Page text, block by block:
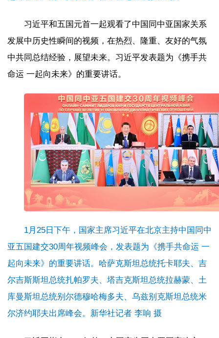
习近平和五国元首一起观看了中国同中亚国家关系
发展中历史性瞬间的视频，在热烈、隆重、友好的气氛
中共同总结经验，展望未来。习近平发表题为《携手共
命运 一起向未来》的重要讲话。
1月25日下午，国家主席习近平在北京主持中国同中
亚五国建交30周年视频峰会，发表题为《携手共命运 一
起向未来》的重要讲话。哈萨克斯坦总统托卡耶夫、吉
尔吉斯斯坦总统扎帕罗夫、塔吉克斯坦总统拉赫蒙、土
库曼斯坦总统别尔德穆哈梅多夫、乌兹别克斯坦总统米
尔济约耶夫出席峰会。新华社记者 李响 摄